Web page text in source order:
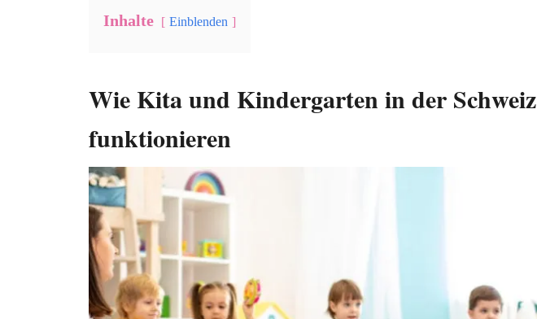
Inhalte Einblenden
Wie Kita und Kindergarten in der Schweiz
funktionieren